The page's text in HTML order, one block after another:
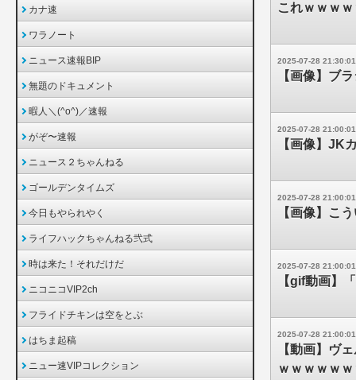
これｗｗｗ
2025-07-28 21:30:01
【画像】ブ
2025-07-28 21:00:01
【画像】JK
2025-07-28 21:00:01
【画像】こ
2025-07-28 21:00:01
【gif動画】
2025-07-28 21:00:01
【動画】ヴ
ｗｗｗｗｗ
カナ速
ワラノート
ニュース速報BIP
無題のドキュメント
暇人＼(^o^)／速報
がぞ〜速報
ニュース２ちゃんねる
ゴールデンタイムズ
今日もやられやく
ライフハックちゃんねる弐式
時は来た！それだけだ
ニコニコVIP2ch
フライドチキンは空をとぶ
はちま起稿
ニュー速VIPコレクション